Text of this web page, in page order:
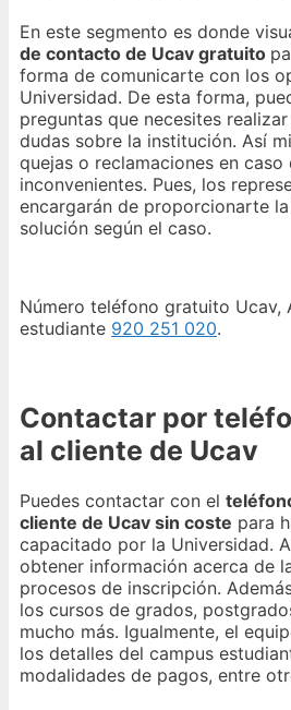
En este segmento es donde
de contacto de Ucav gratuito
forma de comunicarte con los
Universidad. De esta forma,
preguntas que necesites
dudas sobre la institución. Así
quejas o reclamaciones en caso
inconvenientes. Pues, los
encargarán de proporcionarte
solución según el caso.
Número teléfono gratuito Ucav,
estudiante 920 251 020.
Contactar por
al cliente de Ucav
Puedes contactar con el
cliente de Ucav sin coste para
capacitado por la Universidad.
obtener información acerca de
procesos de inscripción.
los cursos de grados,
mucho más. Igualmente, el
los detalles del campus
modalidades de pagos, entre